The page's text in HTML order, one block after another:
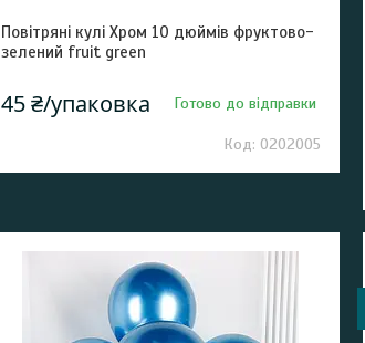
Повітряні кулі Хром 10 дюймів фруктово-
зелений fruit green
45 ₴/упаковка Готово до відправки
0202005